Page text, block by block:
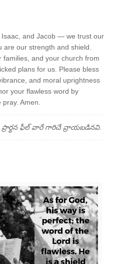
and Jacob — we trust our
our strength and shield.
and your church from
plans for us. Please bless
and moral uprightness
your flawless word by
Amen.
ఫీల్ వారే గారిచే వ్రాయబడినవి.